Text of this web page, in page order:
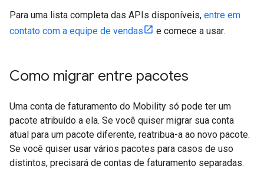
Para uma lista completa das APIs disponíveis, entre em
contato com a equipe de vendas
e comece a usar.
Como migrar entre pacotes
Uma conta de faturamento do Mobility só pode ter um
pacote atribuído a ela. Se você quiser migrar sua conta
atual para um pacote diferente, reatribua-a ao novo pacote.
Se você quiser usar vários pacotes para casos de uso
distintos, precisará de contas de faturamento separadas.